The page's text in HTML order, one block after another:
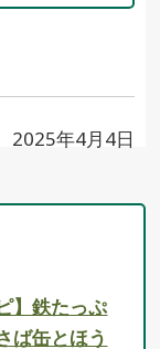
2025年4月4日
】鉄たっぷ
ば缶とほう